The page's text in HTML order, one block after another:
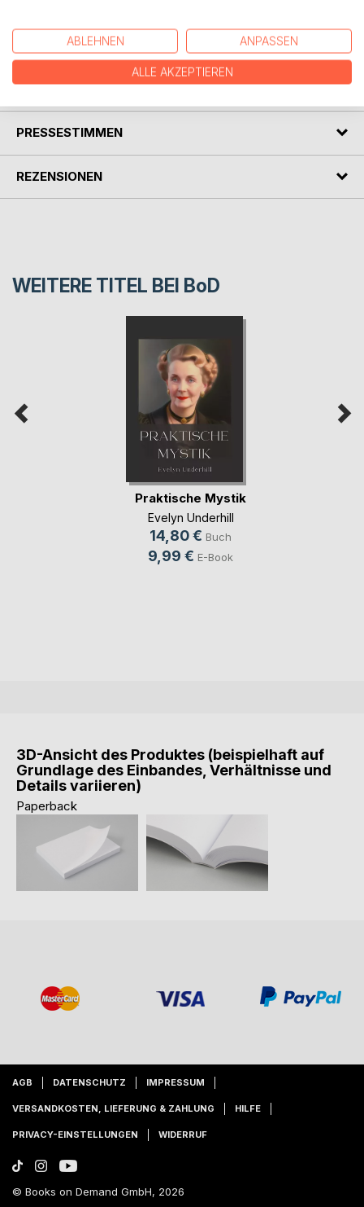
Mehr zu diesem Thema findet sich im Buch "Gedanken
sind Dinge".
AUTOR/IN
PRESSESTIMMEN
REZENSIONEN
WEITERE TITEL BEI BoD
Praktische Mystik
Evelyn Underhill
14,80 € Buch
9,99 € E-Book
3D-Ansicht des Produktes (beispielhaft auf
Grundlage des Einbandes, Verhältnisse und
Details variieren)
Paperback
AGB DATENSCHUTZ IMPRESSUM
VERSANDKOSTEN, LIEFERUNG & ZAHLUNG HILFE
PRIVACY-EINSTELLUNGEN WIDERRUF
© Books on Demand GmbH, 2026
ABLEHNEN ANPASSEN
ALLE AKZEPTIEREN